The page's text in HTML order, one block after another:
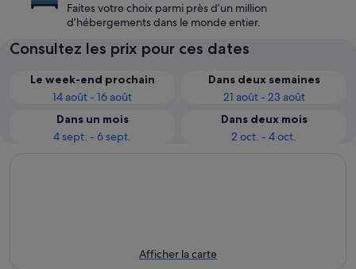
Faites votre choix parmi près d’un million
d’hébergements dans le monde entier.
Consultez les prix pour ces dates
Le week-end prochain
14 août - 16 août
Dans deux semaines
21 août - 23 août
Dans un mois
4 sept. - 6 sept.
Dans deux mois
2 oct. - 4 oct.
Afficher la carte